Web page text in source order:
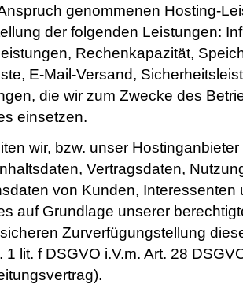
genommenen Hosting-
der folgenden Leistungen:
Rechenkapazität,
E-Mail-Versand,
die wir zum Zwecke des
einsetzen.
wir, bzw. unser
Vertragsdaten,
von Kunden,
auf Grundlage unserer
Zurverfügungstellung
1 lit. f DSGVO i.V.m. Art. 28